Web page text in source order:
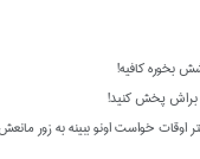
بخوره کافیه!
براش پخش کنید!
خواست اونو ببینه به زور